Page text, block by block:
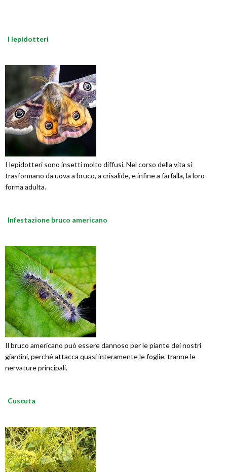
I lepidotteri
I lepidotteri sono insetti molto diffusi. Nel corso della vita si
trasformano da uova a bruco, a crisalide, e infine a farfalla, la loro
forma adulta.
Infestazione bruco americano
Il bruco americano può essere dannoso per le piante dei nostri
giardini, perché attacca quasi interamente le foglie, tranne le
nervature principali.
Cuscuta